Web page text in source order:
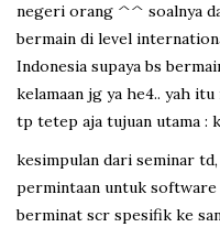
negeri orang ^^ soalnya
bermain di level
Indonesia supaya bs
kelamaan jg ya he4.. yah
tp tetep aja tujuan utama :
kesimpulan dari seminar
permintaan untuk
berminat scr spesifik ke